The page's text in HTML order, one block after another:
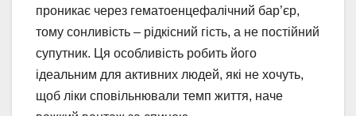
проникає через гематоенцефалічний бар’єр,
тому сонливість – рідкісний гість, а не постійний
супутник. Ця особливість робить його
ідеальним для активних людей, які не хочуть,
щоб ліки сповільнювали темп життя, наче